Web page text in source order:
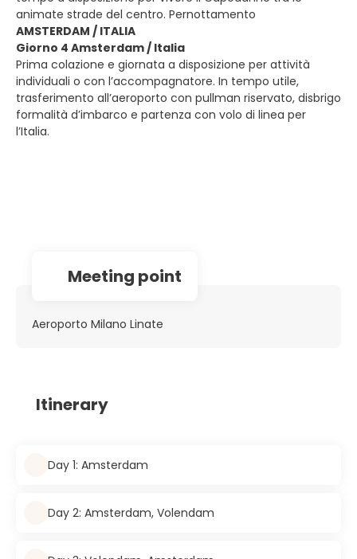
animate strade del centro. Pernottamento
AMSTERDAM / ITALIA
Giorno 4 Amsterdam / Italia
Prima colazione e giornata a disposizione per attività
individuali o con l’accompagnatore. In tempo utile,
trasferimento all’aeroporto con pullman riservato, disbrigo
formalità d’imbarco e partenza con volo di linea per
l’Italia.
Meeting point
Aeroporto Milano Linate
Itinerary
Day 1: Amsterdam
Day 2: Amsterdam, Volendam